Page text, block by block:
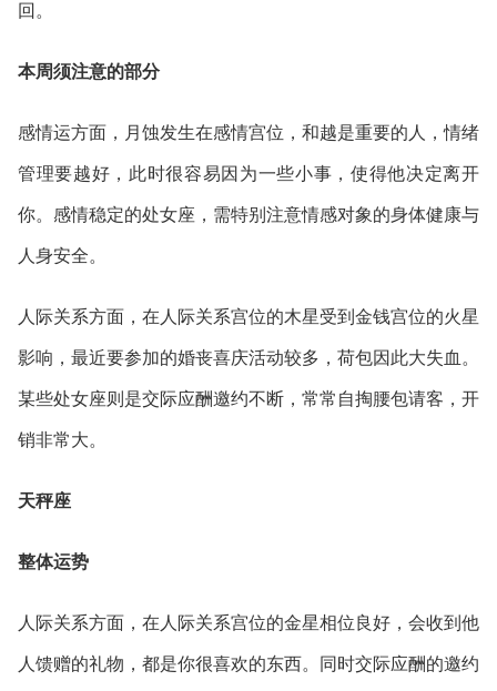
回。
本周须注意的部分
感情运方面，月蚀发生在感情宫位，和越是重要的人，情绪
管理要越好，此时很容易因为一些小事，使得他决定离开
你。感情稳定的处女座，需特别注意情感对象的身体健康与
人身安全。
人际关系方面，在人际关系宫位的木星受到金钱宫位的火星
影响，最近要参加的婚丧喜庆活动较多，荷包因此大失血。
某些处女座则是交际应酬邀约不断，常常自掏腰包请客，开
销非常大。
天秤座
整体运势
人际关系方面，在人际关系宫位的金星相位良好，会收到他
人馈赠的礼物，都是你很喜欢的东西。同时交际应酬的邀约